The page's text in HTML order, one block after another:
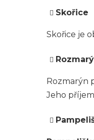
Skořice
Skořice je
Rozmarýn
Jeho